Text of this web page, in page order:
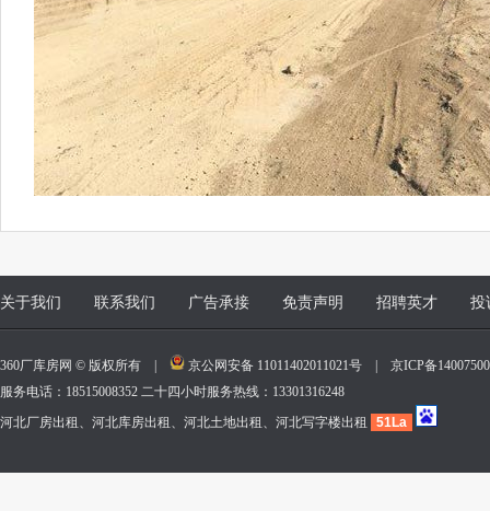
关于我们 联系我们 广告承接 免责声明 招聘英才 投
360厂库房网 © 版权所有 | 京公网安备 11011402011021号
京ICP备
服务电话：18515008352 二十四小时服务热线：13301316248
河北厂房出租、河北库房出租、河北土地出租、河北写字楼出租
51La